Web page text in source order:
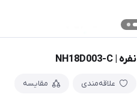
علاقه‌مندی مقایسه